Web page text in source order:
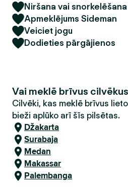
Niršana vai snorkelēšana
Apmeklējums Sideman
Veiciet jogu
Dodieties pārgājienos
Vai meklē brīvus
Cilvēki, kas meklē brīvus
bieži aplūko arī šīs pilsētas.
Džakarta
Surabaja
Medan
Makassar
Palembanga